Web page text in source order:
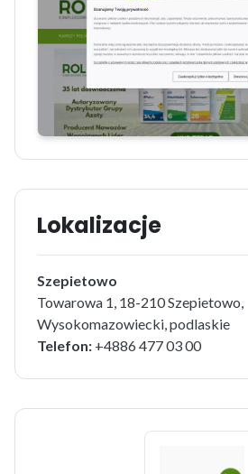
Lokalizacje
Szepietowo
Towarowa 1, 18-210 Szepietowo,
Wysokomazowiecki, podlaskie
Telefon: +4886 477 03 00